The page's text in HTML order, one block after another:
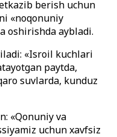
berish uchun
«noqonuniy
oshirishda aybladi.
«Isroil kuchlari
paytda,
suvlarda, kunduz
«Qonuniy va
uchun xavfsiz